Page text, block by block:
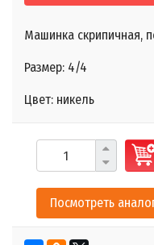
Машинка скрипичная,
Размер: 4/4
Цвет: никель
Посмотреть